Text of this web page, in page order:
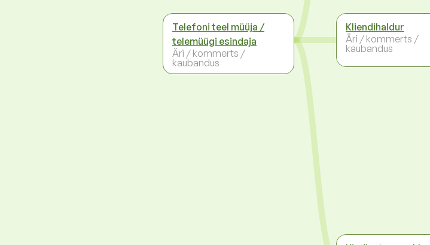
Telefoni teel müüja /
telemüügi esindaja
Äri / kommerts /
kaubandus
Kliendihaldur
Äri / kommerts /
kaubandus